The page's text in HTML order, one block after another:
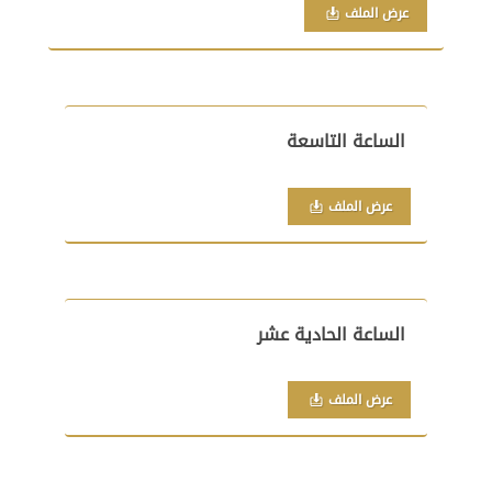
عرض الملف
الساعة التاسعة
عرض الملف
الساعة الحادية عشر
عرض الملف